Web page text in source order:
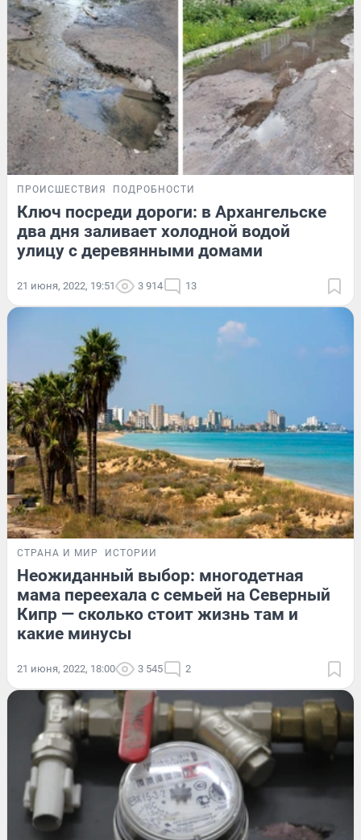
ПРОИСШЕСТВИЯ ПОДРОБНОСТИ
Ключ посреди дороги: в Архангельске
два дня заливает холодной водой
улицу с деревянными домами
21 июня, 2022, 19:51 3 914 13
СТРАНА И МИР ИСТОРИИ
Неожиданный выбор: многодетная
мама переехала с семьей на Северный
Кипр — сколько стоит жизнь там и
какие минусы
21 июня, 2022, 18:00 3 545 2